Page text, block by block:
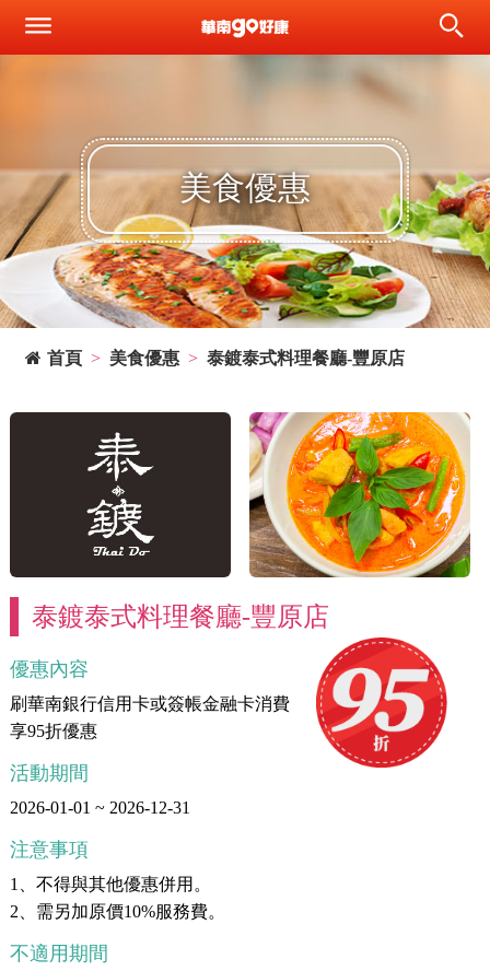
美食優惠
首頁 美食優惠 泰鍍泰式料理餐廳-豐原店
泰鍍泰式料理餐廳-豐原店
優惠內容
刷華南銀行信用卡或簽帳金融卡消費
享95折優惠
活動期間
2026-01-01 ~ 2026-12-31
注意事項
1、不得與其他優惠併用。
2、需另加原價10%服務費。
不適用期間